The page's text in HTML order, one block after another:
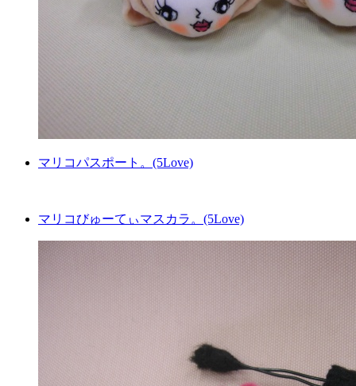
マリコパスポート。(5Love)
マリコびゅーてぃマスカラ。(5Love)